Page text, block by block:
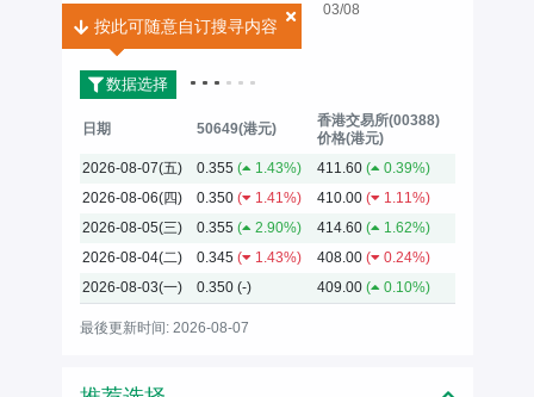
03/08
2026
数据选择
按此可随意自订搜寻内容
按此可随意自订搜寻内容
日期 50649(港元)
香港交易所(00388)
价格(港元)
2026-08-07(五)
0.355 ( 1.43%) 411.60 (
0.39%)
2026-08-06(四)
0.350 ( 1.41%) 410.00 (
1.11%)
2026-08-05(三)
0.355 ( 2.90%) 414.60 (
1.62%)
2026-08-04(二)
0.345 ( 1.43%) 408.00 (
0.24%)
2026-08-03(一)
0.350 (-) 409.00 ( 0.10%)
最後更新时间: 2026-08-07